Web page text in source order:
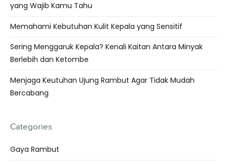
yang Wajib Kamu Tahu
Memahami Kebutuhan Kulit Kepala yang Sensitif
Sering Menggaruk Kepala? Kenali Kaitan Antara Minyak
Berlebih dan Ketombe
Menjaga Keutuhan Ujung Rambut Agar Tidak Mudah
Bercabang
Categories
Gaya Rambut